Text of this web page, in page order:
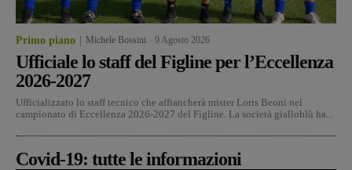
Primo piano Michele Bossini 9 Agosto 2026
Ufficiale lo staff del Figline per l’Eccellenza
2026-2027
Ufficializzato lo staff tecnico che affiancherà mister Loris Beoni nel
campionato di Eccellenza 2026-2027 del Figline. La società gialloblù ha...
Covid-19: tutte le informazioni